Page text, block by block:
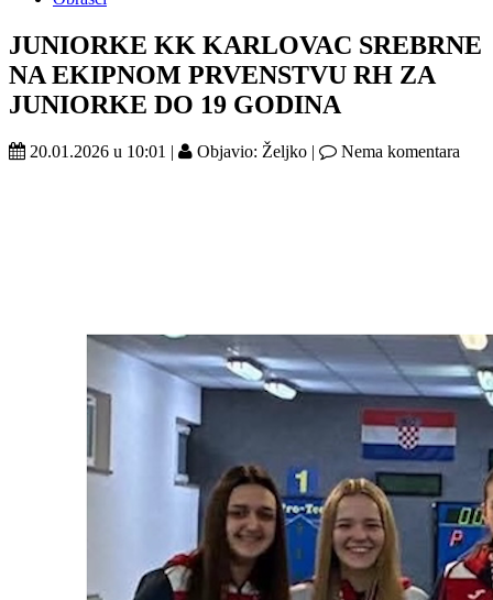
JUNIORKE KK KARLOVAC SREBRNE
NA EKIPNOM PRVENSTVU RH ZA
JUNIORKE DO 19 GODINA
20.01.2026 u 10:01 | Objavio: Željko | Nema komentara